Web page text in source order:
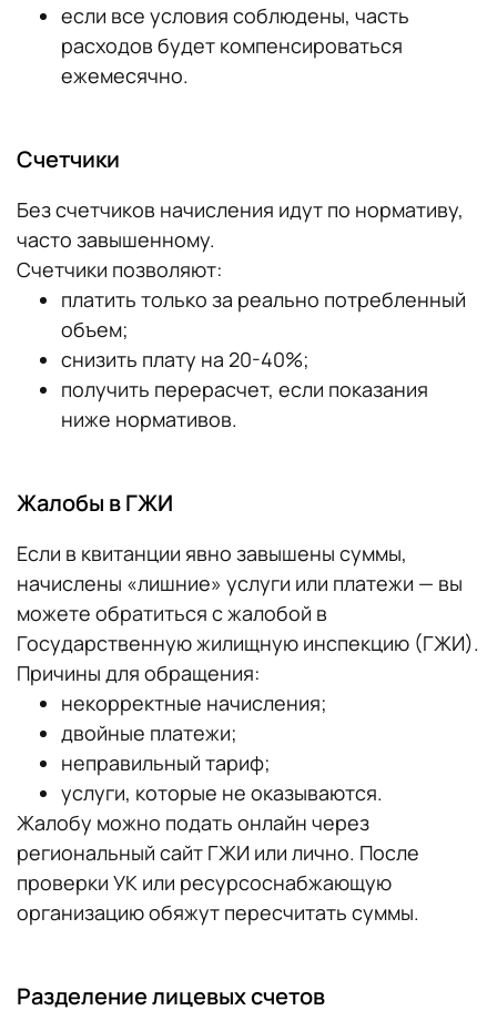
если все условия соблюдены, часть
расходов будет компенсироваться
ежемесячно.
Счетчики
Без счетчиков начисления идут по нормативу,
часто завышенному.
Счетчики позволяют:
платить только за реально потребленный
объем;
снизить плату на 20-40%;
получить перерасчет, если показания
ниже нормативов.
Жалобы в ГЖИ
Если в квитанции явно завышены суммы,
начислены «лишние» услуги или платежи — вы
можете обратиться с жалобой в
Государственную жилищную инспекцию (ГЖИ).
Причины для обращения:
некорректные начисления;
двойные платежи;
неправильный тариф;
услуги, которые не оказываются.
Жалобу можно подать онлайн через
региональный сайт ГЖИ или лично. После
проверки УК или ресурсоснабжающую
организацию обяжут пересчитать суммы.
Разделение лицевых счетов